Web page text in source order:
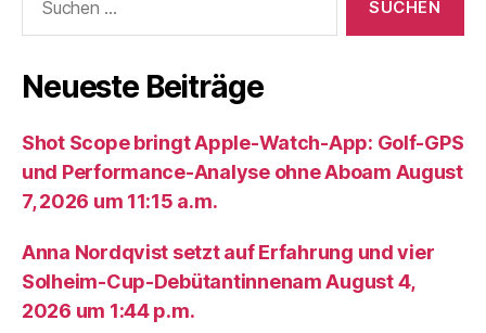
nach:
Neueste Beiträge
Shot Scope bringt Apple-Watch-App: Golf-GPS
und Performance-Analyse ohne Aboam August
7, 2026 um 11:15 a.m.
Anna Nordqvist setzt auf Erfahrung und vier
Solheim-Cup-Debütantinnenam August 4,
2026 um 1:44 p.m.